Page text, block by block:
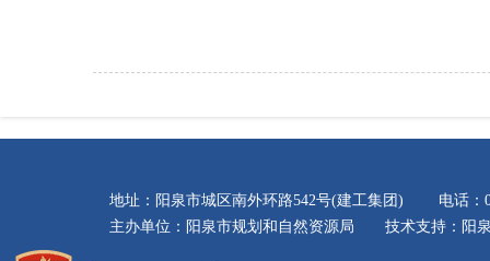
地址：阳泉市城区南外环路542号(建工集团) 电
主办单位：阳泉市规划和自然资源局 技术支持：